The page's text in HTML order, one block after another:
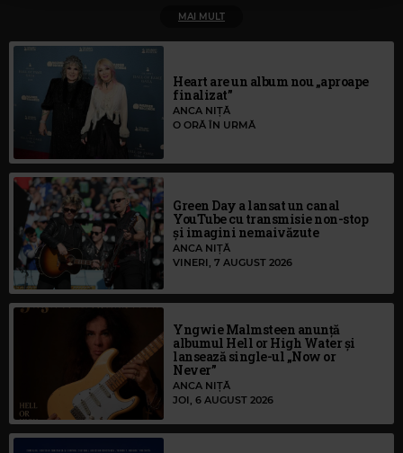
MAI MULT
Heart are un album nou „aproape
finalizat”
ANCA NIȚĂ
O ORĂ ÎN URMĂ
Green Day a lansat un canal
YouTube cu transmisie non-stop
și imagini nemaivăzute
ANCA NIȚĂ
VINERI, 7 AUGUST 2026
Yngwie Malmsteen anunță
albumul Hell or High Water și
lansează single-ul „Now or
Never”
ANCA NIȚĂ
JOI, 6 AUGUST 2026